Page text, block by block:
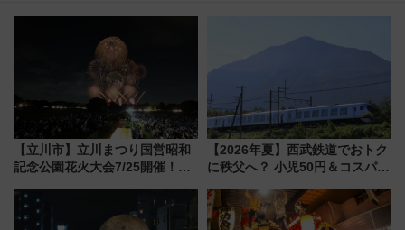
【立川市】立川まつり国営昭和
記念公園花火大会7/25開催！
混雑に要注意、その理由は
【2026年夏】西武鉄道でおトク
に秩父へ？ 小児50円＆コスパ最
族旅行！ 深夜の正丸トンネル探
検や特急ラビューも